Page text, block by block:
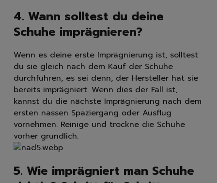
4. Wann solltest du deine
Schuhe imprägnieren?
Wenn es deine erste Imprägnierung ist, solltest
du sie gleich nach dem Kauf der Schuhe
durchführen, es sei denn, der Hersteller hat sie
bereits imprägniert. Wenn dies der Fall ist,
kannst du die nächste Imprägnierung nach dem
ersten nassen Spaziergang oder Ausflug
vornehmen. Reinige und trockne die Schuhe
vorher gründlich.
5. Wie imprägniert man Schuhe